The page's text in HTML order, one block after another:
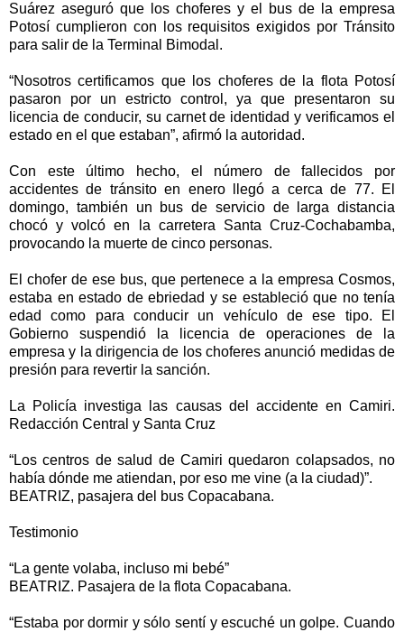
Suárez aseguró que los choferes y el bus de la empresa
Potosí cumplieron con los requisitos exigidos por Tránsito
para salir de la Terminal Bimodal.
“Nosotros certificamos que los choferes de la flota Potosí
pasaron por un estricto control, ya que presentaron su
licencia de conducir, su carnet de identidad y verificamos el
estado en el que estaban”, afirmó la autoridad.
Con este último hecho, el número de fallecidos por
accidentes de tránsito en enero llegó a cerca de 77. El
domingo, también un bus de servicio de larga distancia
chocó y volcó en la carretera Santa Cruz-Cochabamba,
provocando la muerte de cinco personas.
El chofer de ese bus, que pertenece a la empresa Cosmos,
estaba en estado de ebriedad y se estableció que no tenía
edad como para conducir un vehículo de ese tipo. El
Gobierno suspendió la licencia de operaciones de la
empresa y la dirigencia de los choferes anunció medidas de
presión para revertir la sanción.
La Policía investiga las causas del accidente en Camiri.
Redacción Central y Santa Cruz
“Los centros de salud de Camiri quedaron colapsados, no
había dónde me atiendan, por eso me vine (a la ciudad)”.
BEATRIZ, pasajera del bus Copacabana.
Testimonio
“La gente volaba, incluso mi bebé”
BEATRIZ. Pasajera de la flota Copacabana.
“Estaba por dormir y sólo sentí y escuché un golpe. Cuando